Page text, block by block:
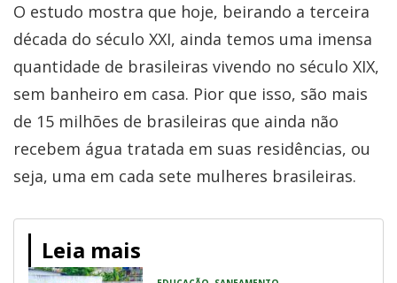
O estudo mostra que hoje, beirando a terceira
década do século XXI, ainda temos uma imensa
quantidade de brasileiras vivendo no século XIX,
sem banheiro em casa. Pior que isso, são mais
de 15 milhões de brasileiras que ainda não
recebem água tratada em suas residências, ou
seja, uma em cada sete mulheres brasileiras.
Leia mais